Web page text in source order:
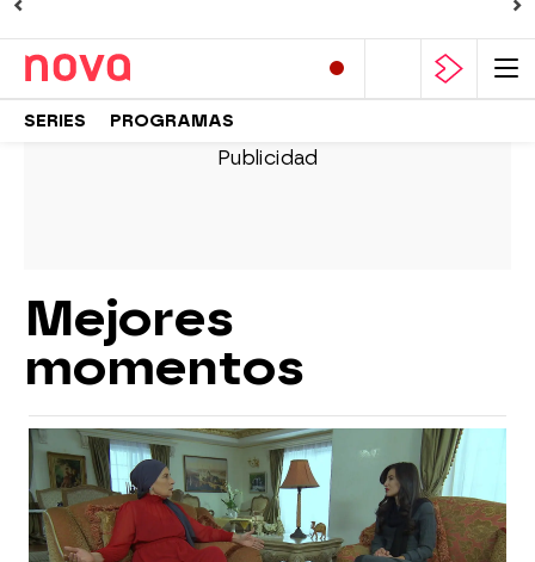
SERIES PROGRAMAS
Mejores
momentos